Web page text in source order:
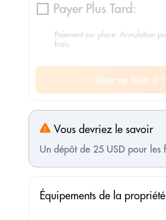
Payer Plus Tard:
Paiement sur place. Annulation
frais.
Réserver Suite à
Vous devriez le savoir
Un dépôt de 25 USD pour les
Équipements de la propriété